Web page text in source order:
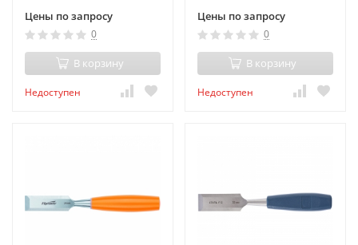
Цены по запросу
0
В корзину
Недоступен
Цены по запросу
0
В корзину
Недоступен